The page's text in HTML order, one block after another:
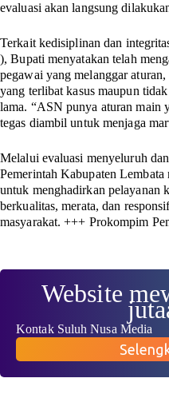
evaluasi akan langsung
Terkait kedisiplinan dan
), Bupati menyatakan telah
pegawai yang melanggar
yang terlibat kasus maupun
lama. “ASN punya aturan main
tegas diambil untuk menjaga
Melalui evaluasi menyeluruh
Pemerintah Kabupaten Lembata
untuk menghadirkan pelayanan
berkualitas, merata, dan
masyarakat.+++ Prokompim
Website
Kontak Suluh Nusa Media